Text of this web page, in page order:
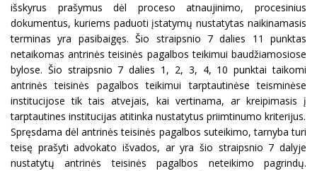
išskyrus prašymus dėl proceso atnaujinimo, procesinius
dokumentus, kuriems paduoti įstatymų nustatytas naikinamasis
terminas yra pasibaigęs. Šio straipsnio 7 dalies 11 punktas
netaikomas antrinės teisinės pagalbos teikimui baudžiamosiose
bylose. Šio straipsnio 7 dalies 1, 2, 3, 4, 10 punktai taikomi
antrinės teisinės pagalbos teikimui tarptautinėse teisminėse
institucijose tik tais atvejais, kai vertinama, ar kreipimasis į
tarptautines institucijas atitinka nustatytus priimtinumo kriterijus.
Spręsdama dėl antrinės teisinės pagalbos suteikimo, tarnyba turi
teisę prašyti advokato išvados, ar yra šio straipsnio 7 dalyje
nustatytų antrinės teisinės pagalbos neteikimo pagrindų.